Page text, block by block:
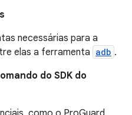
necessárias para a
elas a ferramenta adb .
do SDK do